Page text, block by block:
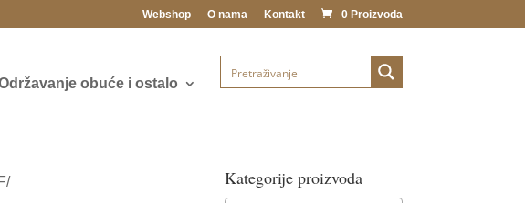
Webshop O nama Kontakt 0 Proizvoda
obuće i ostalo
Kategorije proizvoda